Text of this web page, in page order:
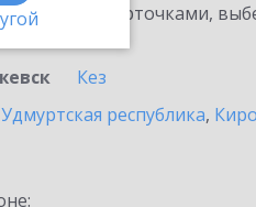
карточками,
Кез
Удмуртская республика,